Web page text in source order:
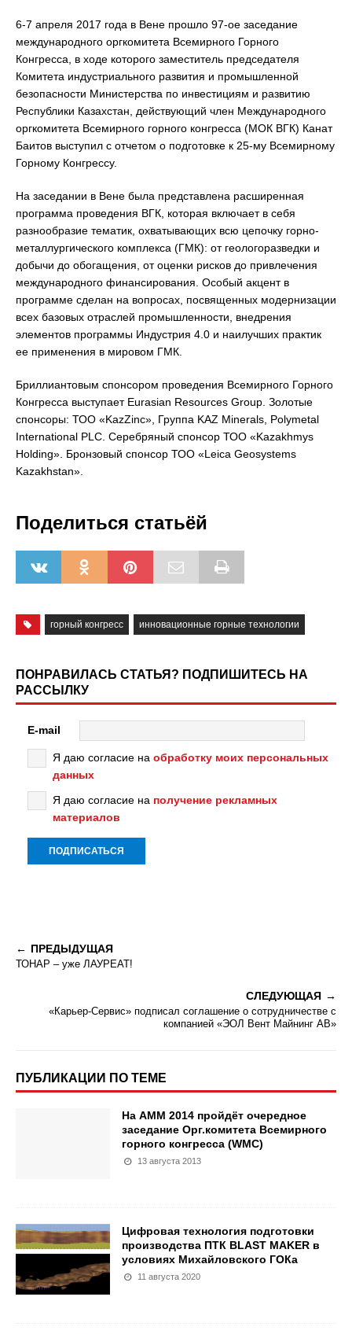
6-7 апреля 2017 года в Вене прошло 97-ое заседание
международного оргкомитета Всемирного Горного
Конгресса, в ходе которого заместитель председателя
Комитета индустриального развития и промышленной
безопасности Министерства по инвестициям и развитию
Республики Казахстан, действующий член Международного
оргкомитета Всемирного горного конгресса (МОК ВГК) Канат
Баитов выступил с отчетом о подготовке к 25-му Всемирному
Горному Конгрессу.
На заседании в Вене была представлена расширенная
программа проведения ВГК, которая включает в себя
разнообразие тематик, охватывающих всю цепочку горно-
металлургического комплекса (ГМК): от геологоразведки и
добычи до обогащения, от оценки рисков до привлечения
международного финансирования. Особый акцент в
программе сделан на вопросах, посвященных модернизации
всех базовых отраслей промышленности, внедрения
элементов программы Индустрия 4.0 и наилучших практик
ее применения в мировом ГМК.
Бриллиантовым спонсором проведения Всемирного Горного
Конгресса выступает Eurasian Resources Group. Золотые
спонсоры: ТОО «KazZinc», Группа KAZ Minerals, Polymetal
International PLC. Cеребряный спонсор ТОО «Kazakhmys
Holding». Бронзовый спонсор ТОО «Leica Geosystems
Kazakhstan».
Поделиться статьёй
горный конгресс инновационные горные технологии
ПОНРАВИЛАСЬ СТАТЬЯ? ПОДПИШИТЕСЬ НА
РАССЫЛКУ
E-mail
Я даю согласие на обработку моих персональных
данных
Я даю согласие на получение рекламных
материалов
ПРЕДЫДУЩАЯ
ТОНАР – уже ЛАУРЕАТ!
СЛЕДУЮЩАЯ
«Карьер-Сервис» подписал соглашение о сотрудничестве с
компанией «ЭОЛ Вент Майнинг АВ»
ПУБЛИКАЦИИ ПО ТЕМЕ
На АММ 2014 пройдёт очередное
заседание Орг.комитета Всемирного
горного конгресса (WMC)
13 августа 2013
Цифровая технология подготовки
производства ПТК BLAST MAKER в
условиях Михайловского ГОКа
11 августа 2020